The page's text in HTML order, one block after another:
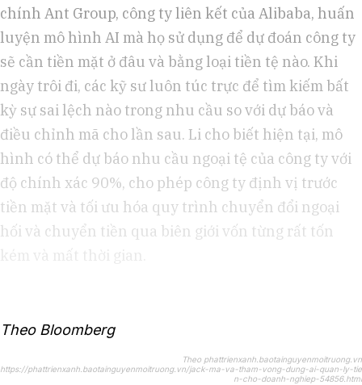
chính Ant Group, công ty liên kết của Alibaba, huấn
luyện mô hình AI mà họ sử dụng để dự đoán công ty
sẽ cần tiền mặt ở đâu và bằng loại tiền tệ nào. Khi
ngày trôi đi, các kỹ sư luôn túc trực để tìm kiếm bất
kỳ sự sai lệch nào trong nhu cầu so với dự báo và
điều chỉnh mã cho lần sau. Li cho biết hiện tại, mô
hình có thể dự báo nhu cầu ngoại tệ của công ty với
độ chính xác 90%, cho phép công ty định vị trước
tiền mặt và tối ưu hóa quy trình chuyển đổi ngoại
hối và chuyển tiền qua biên giới vốn từng rất tốn
kém và mất thời gian.
Theo Bloomberg
Theo phattrienxanh.baotainguyenmoitruong.vn
https://phattrienxanh.baotainguyenmoitruong.vn/jack-ma-va-tham-vong-dung-ai-quan-ly-tie
n-cho-doanh-nghiep-54856.html